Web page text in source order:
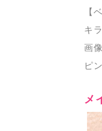
【
キ
画
ピ
メ